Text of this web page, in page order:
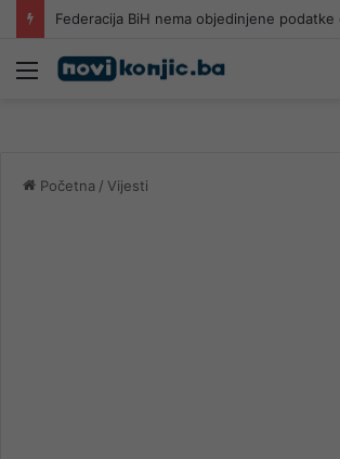
Meni
Početna / Vijesti